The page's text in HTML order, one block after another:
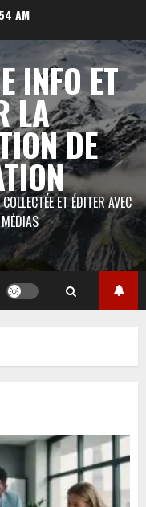
AM
INFO ET
LA
DE
ET ÉDITER AVEC